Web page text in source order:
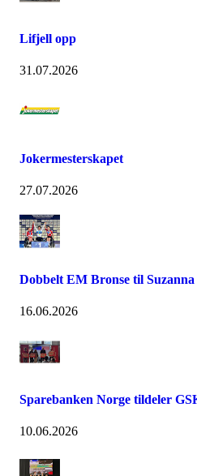
Lifjell opp
31.07.2026
Jokermesterskapet
27.07.2026
Dobbelt EM Bronse til Suzanna
16.06.2026
Sparebanken Norge tildeler
10.06.2026